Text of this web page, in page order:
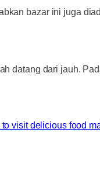
bazar ini juga
datang dari jauh.